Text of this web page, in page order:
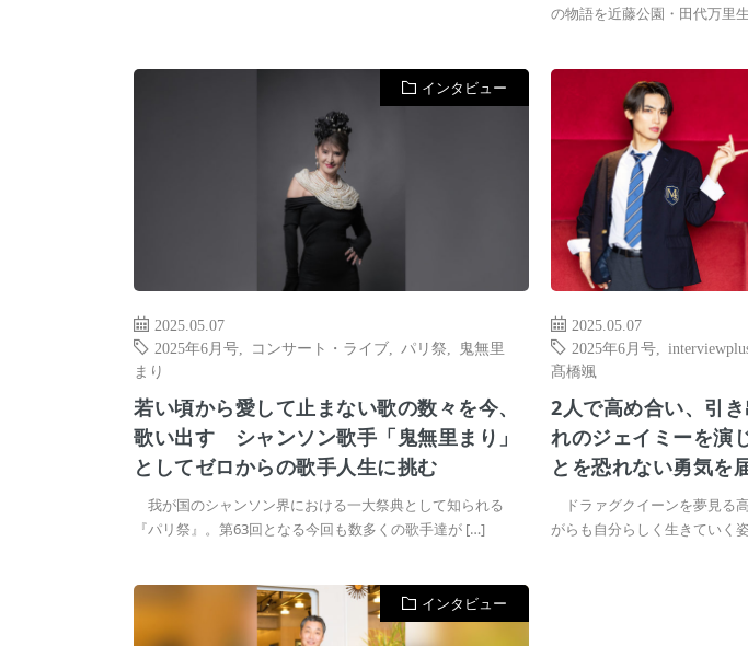
の物語を近藤公園・田代万里
インタビュー
2025.05.07
2025年6月号
コンサート・ライブ パリ祭
鬼無里
まり
若い頃から愛して止まない歌の数々を今、
歌い出す シャンソン歌手「鬼無里まり」
としてゼロからの歌手人生に挑む
我が国のシャンソン界における一大祭典として知られる
『パリ祭』。第63回となる今回も数多くの歌手達が […]
2025.05.07
2025年6月号 ,
髙橋颯
2人で高め合い、引
れのジェイミーを
とを恐れない勇気を
ドラァグクイーンを夢見る
がらも自分らしく生きていく
インタビュー